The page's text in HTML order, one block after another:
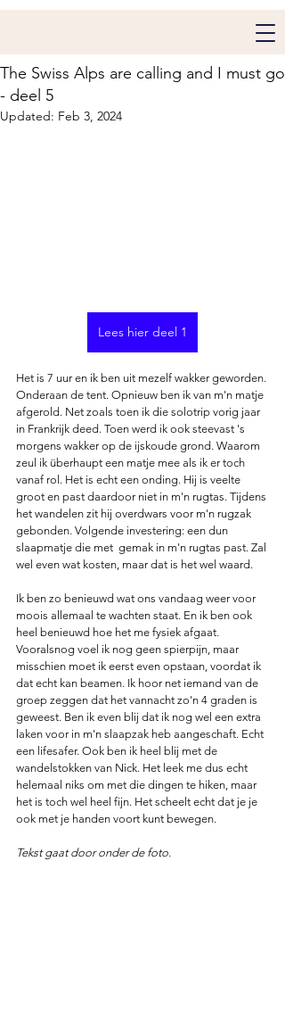
The Swiss Alps are calling and I must go
- deel 5
Updated: Feb 3, 2024
Lees hier deel 1
Het is 7 uur en ik ben uit mezelf wakker geworden.
Onderaan de tent. Opnieuw ben ik van m'n matje
afgerold. Net zoals toen ik die solotrip vorig jaar
in Frankrijk deed. Toen werd ik ook steevast 's
morgens wakker op de ijskoude grond. Waarom
zeul ik überhaupt een matje mee als ik er toch
vanaf rol. Het is echt een onding. Hij is veelte
groot en past daardoor niet in m'n rugtas. Tijdens
het wandelen zit hij overdwars voor m'n rugzak
gebonden. Volgende investering: een dun
slaapmatje die met  gemak in m'n rugtas past. Zal
wel even wat kosten, maar dat is het wel waard.
Ik ben zo benieuwd wat ons vandaag weer voor
moois allemaal te wachten staat. En ik ben ook
heel benieuwd hoe het me fysiek afgaat.
Vooralsnog voel ik nog geen spierpijn, maar
misschien moet ik eerst even opstaan, voordat ik
dat echt kan beamen. Ik hoor net iemand van de
groep zeggen dat het vannacht zo'n 4 graden is
geweest. Ben ik even blij dat ik nog wel een extra
laken voor in m'n slaapzak heb aangeschaft. Echt
een lifesafer. Ook ben ik heel blij met de
wandelstokken van Nick. Het leek me dus echt
helemaal niks om met die dingen te hiken, maar
het is toch wel heel fijn. Het scheelt echt dat je je
ook met je handen voort kunt bewegen.
Tekst gaat door onder de foto.